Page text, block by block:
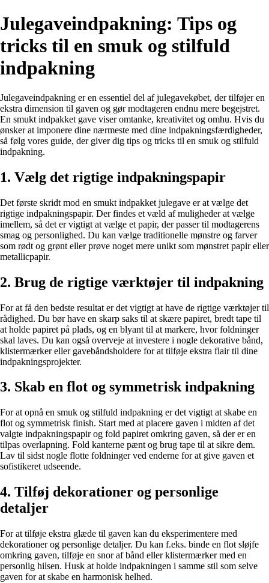
Julegaveindpakning: Tips og
tricks til en smuk og stilfuld
indpakning
Julegaveindpakning er en essentiel del af julegavekøbet, der tilføjer en
ekstra dimension til gaven og gør modtageren endnu mere begejstret.
En smukt indpakket gave viser omtanke, kreativitet og omhu. Hvis du
ønsker at imponere dine nærmeste med dine indpakningsfærdigheder,
så følg vores guide, der giver dig tips og tricks til en smuk og stilfuld
indpakning.
1. Vælg det rigtige indpakningspapir
Det første skridt mod en smukt indpakket julegave er at vælge det
rigtige indpakningspapir. Der findes et væld af muligheder at vælge
imellem, så det er vigtigt at vælge et papir, der passer til modtagerens
smag og personlighed. Du kan vælge traditionelle mønstre og farver
som rødt og grønt eller prøve noget mere unikt som mønstret papir eller
metallicpapir.
2. Brug de rigtige værktøjer til indpakning
For at få den bedste resultat er det vigtigt at have de rigtige værktøjer til
rådighed. Du bør have en skarp saks til at skære papiret, bredt tape til
at holde papiret på plads, og en blyant til at markere, hvor foldninger
skal laves. Du kan også overveje at investere i nogle dekorative bånd,
klistermærker eller gavebåndsholdere for at tilføje ekstra flair til dine
indpakningsprojekter.
3. Skab en flot og symmetrisk indpakning
For at opnå en smuk og stilfuld indpakning er det vigtigt at skabe en
flot og symmetrisk finish. Start med at placere gaven i midten af det
valgte indpakningspapir og fold papiret omkring gaven, så der er en
tilpas overlapning. Fold kanterne pænt og brug tape til at sikre dem.
Lav til sidst nogle flotte foldninger ved enderne for at give gaven et
sofistikeret udseende.
4. Tilføj dekorationer og personlige
detaljer
For at tilføje ekstra glæde til gaven kan du eksperimentere med
dekorationer og personlige detaljer. Du kan f.eks. binde en flot sløjfe
omkring gaven, tilføje en snor af bånd eller klistermærker med en
personlig hilsen. Husk at holde indpakningen i samme stil som selve
gaven for at skabe en harmonisk helhed.